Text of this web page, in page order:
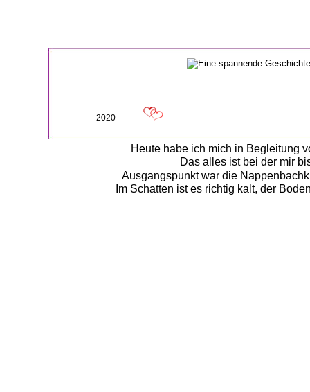
Heute habe ich mich in Begleitung
Das alles ist bei der mir
Ausgangspunkt war die
Im Schatten ist es richtig kalt, der
2020